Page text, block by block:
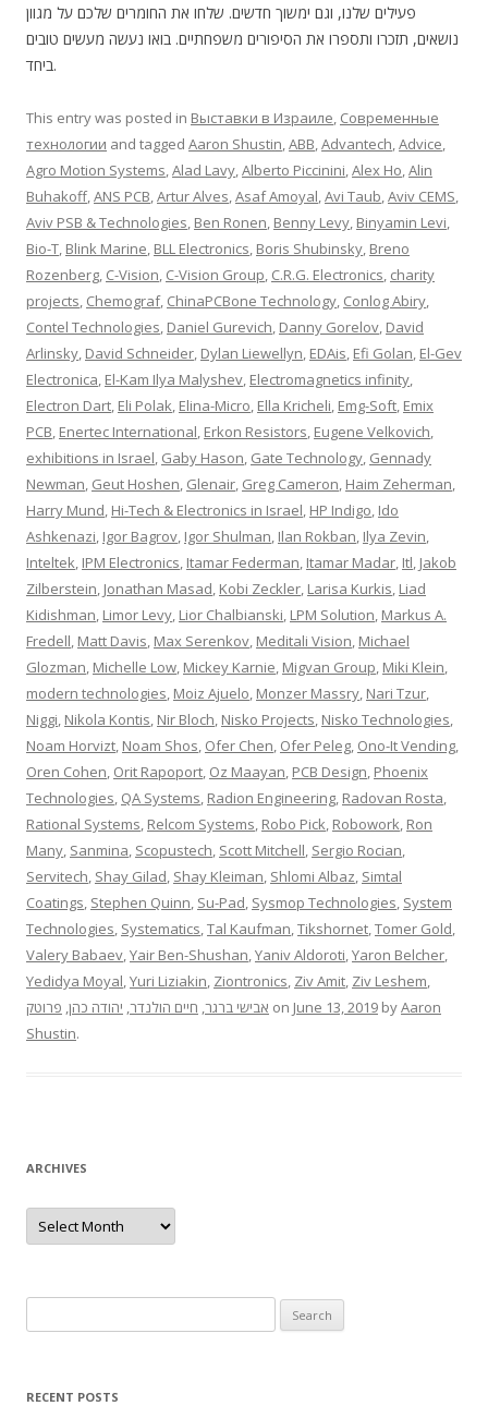
פעילים שלנו, וגם ימשוך חדשים. שלחו את החומרים שלכם על מגוון
נושאים, תזכרו ותספרו את הסיפורים משפחתיים. בואו נעשה מעשים טובים
ביחד.
This entry was posted in Выставки в Израиле, Современные
технологии and tagged Aaron Shustin,ABB,Advantech,Advice,
Agro Motion Systems,Alad Lavy,Alberto Piccinini,Alex Ho,Alin
Buhakoff,ANS PCB,Artur Alves,Asaf Amoyal,Avi Taub,Aviv CEMS,
Aviv PSB & Technologies, Ben Ronen, Benny Levy, Binyamin Levi,
Bio-T, Blink Marine, BLL Electronics, Boris Shubinsky, Breno
Rozenberg, C-Vision, C-Vision Group, C.R.G. Electronics, charity
projects, Chemograf, ChinaPCBone Technology, Conlog Abiry,
Contel Technologies, Daniel Gurevich, Danny Gorelov, David
Arlinsky, David Schneider, Dylan Liewellyn, EDAis, Efi Golan, El-Gev
Electronica, El-Kam Ilya Malyshev, Electromagnetics infinity,
Electron Dart, Eli Polak, Elina-Micro, Ella Kricheli, Emg-Soft, Emix
PCB, Enertec International, Erkon Resistors, Eugene Velkovich,
exhibitions in Israel, Gaby Hason, Gate Technology, Gennady
Newman, Geut Hoshen, Glenair, Greg Cameron, Haim Zeherman,
Harry Mund, Hi-Tech & Electronics in Israel, HP Indigo, Ido
Ashkenazi, Igor Bagrov, Igor Shulman, Ilan Rokban, Ilya Zevin,
Inteltek, IPM Electronics, Itamar Federman, Itamar Madar, Itl, Jakob
Zilberstein, Jonathan Masad, Kobi Zeckler, Larisa Kurkis, Liad
Kidishman, Limor Levy, Lior Chalbianski, LPM Solution, Markus A.
Fredell, Matt Davis, Max Serenkov, Meditali Vision, Michael
Glozman, Michelle Low, Mickey Karnie, Migvan Group, Miki Klein,
modern technologies, Moiz Ajuelo, Monzer Massry, Nari Tzur,
Niggi, Nikola Kontis, Nir Bloch, Nisko Projects, Nisko Technologies,
Noam Horvizt, Noam Shos, Ofer Chen, Ofer Peleg, Ono-It Vending,
Oren Cohen, Orit Rapoport, Oz Maayan, PCB Design, Phoenix
Technologies, QA Systems, Radion Engineering, Radovan Rosta,
Rational Systems, Relcom Systems, Robo Pick, Robowork, Ron
Many, Sanmina, Scopustech, Scott Mitchell, Sergio Rocian,
Servitech, Shay Gilad, Shay Kleiman, Shlomi Albaz, Simtal
Coatings, Stephen Quinn, Su-Pad, Sysmop Technologies, System
Technologies, Systematics,Tal Kaufman,Tikshornet,Tomer Gold,
Valery Babaev,Yair Ben-Shushan,Yaniv Aldoroti,Yaron Belcher,
Yedidya Moyal,Yuri Liziakin, Ziontronics, Ziv Amit, Ziv Leshem,
אבישי ברגר, חיים הולנדר, יהודה כהן, פרוטק on June 13, 2019 byAaron
Shustin.
ARCHIVES
Archives
for:
RECENT POSTS